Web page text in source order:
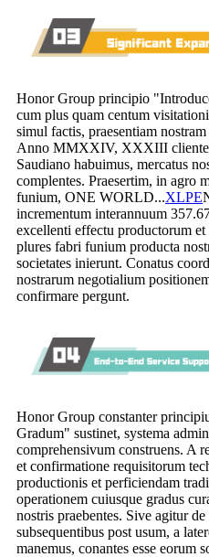
Honor Group principio
cum plus quam centum
simul factis, praesentiam
Anno MMXXIV, XXXIII
Saudiano habuimus, mercatus
complentes. Praesertim, in agro
funium, ONE WORLD...XLPE
incrementum interannuum
excellenti effectu productorum
plures fabri funium producta
societates inierunt. Conatus
nostrarum negotialium
confirmare pergunt.
Honor Group constanter
Gradum" sustinet, systema
comprehensivum construens. A
et confirmatione requisitorum
productionis et perficiendam
operationem cuiusque gradus
nostris praebentes. Sive agitur
subsequentibus post usum, a
manemus, conantes esse eorum